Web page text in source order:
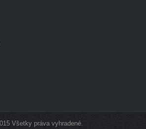
Všetky práva vyhradené.